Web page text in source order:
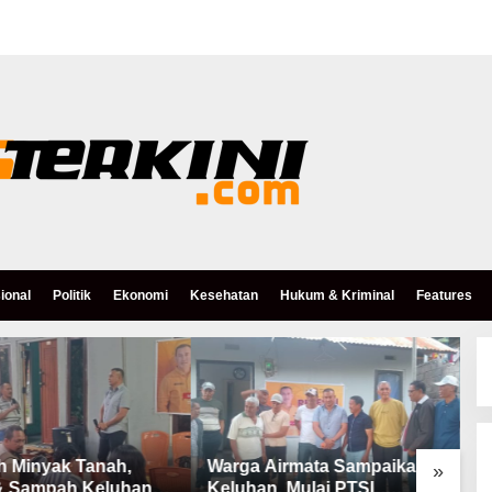
Politik Ekonomi Kesehatan Hukum & Kriminal Features
»
Minyak Tanah,
Warga Airmata Sampaikan